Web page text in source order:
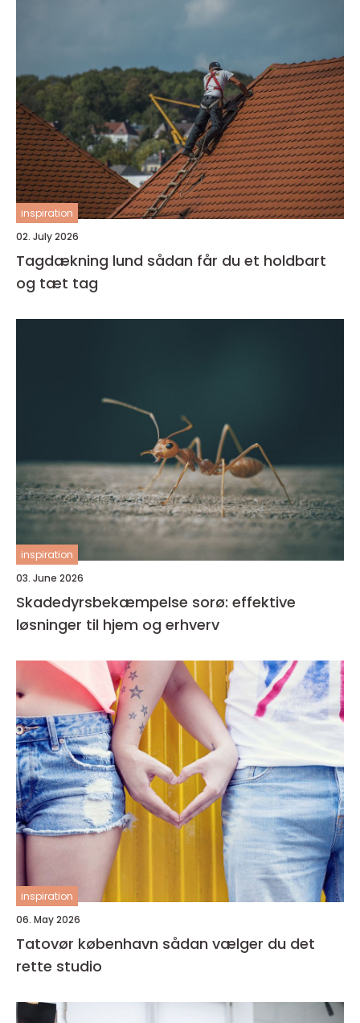
inspiration
02. July 2026
Tagdækning lund sådan får du et holdbart
og tæt tag
inspiration
03. June 2026
Skadedyrsbekæmpelse sorø: effektive
løsninger til hjem og erhverv
inspiration
06. May 2026
Tatovør københavn sådan vælger du det
rette studio